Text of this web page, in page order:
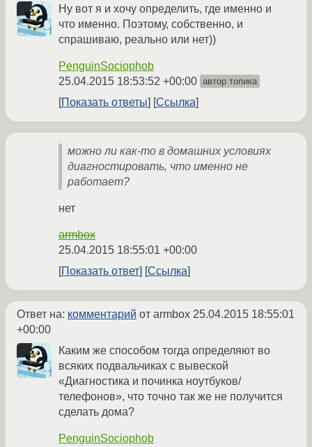
Ну вот я и хочу определить, где именно и
что именно. Поэтому, собственно, и
спрашиваю, реально или нет))
PenguinSociophob
25.04.2015 18:53:52 +00:00 автор топика
Показать ответы Ссылка
можно ли как-то в домашних условиях
диагностировать, что именно не
работает?
нет
armbox
25.04.2015 18:55:01 +00:00
Показать ответ
Ссылка
Ответ на: комментарий от armbox 25.04.2015 18:55:01
+00:00
Каким же способом тогда определяют во
всяких подвальчиках с вывеской
«Диагностика и починка ноутбуков/
телефонов», что точно так же не получится
сделать дома?
PenguinSociophob